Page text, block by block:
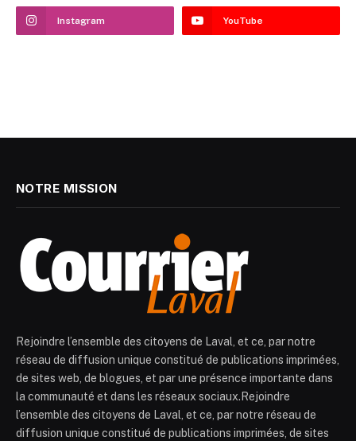
Instagram YouTube
NOTRE MISSION
Rejoindre l’ensemble des citoyens de Laval, et ce, par notre
réseau de diffusion unique constitué de publications imprimées,
de sites web, de blogues, et par une présence importante dans
la communauté et dans les réseaux sociaux.Rejoindre
l’ensemble des citoyens de Laval, et ce, par notre réseau de
diffusion unique constitué de publications imprimées, de sites